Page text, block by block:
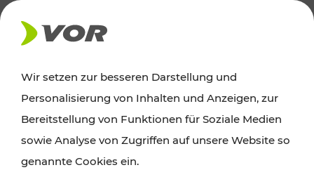
AKTUELLES
Ausflugstipps
Wien, Niederösterreich und das Burgenland
Wir setzen zur besseren Darstellung und
Personalisierung von Inhalten und Anzeigen, zur
Bereitstellung von Funktionen für Soziale Medien
sowie Analyse von Zugriffen auf unsere Website so
genannte Cookies ein.